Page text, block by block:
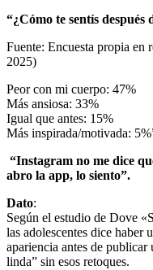
“¿Cómo te sentís después
Fuente: Encuesta propia en
2025)
Peor con mi cuerpo: 47%
Más ansiosa: 33%
Igual que antes: 15%
Más inspirada/motivada:
“Instagram no me dice
abro la app, lo siento”.
Dato:
Según el estudio de Dove
las adolescentes dice haber
apariencia antes de
linda” sin esos retoques.